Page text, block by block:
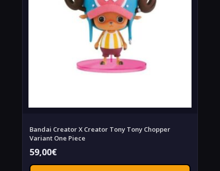
Bandai Creator X Creator Tony Tony Chopper
Variant One Piece
59,00€